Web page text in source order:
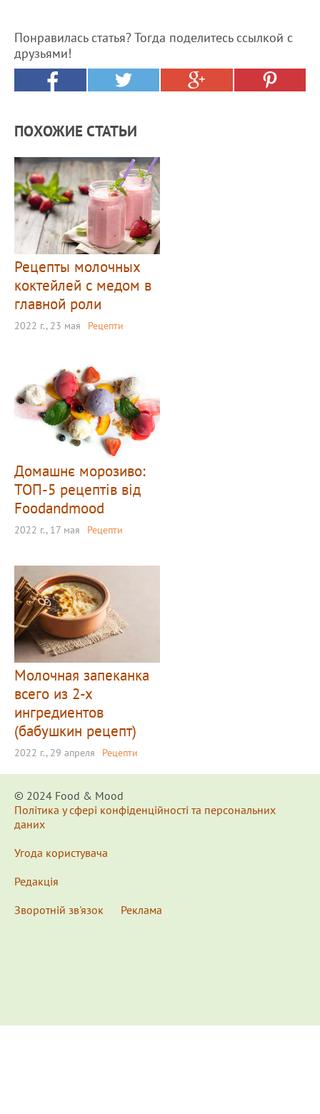
Понравилась статья? Тогда поделитесь ссылкой с
друзьями!
ПОХОЖИЕ СТАТЬИ
Рецепты молочных
коктейлей с медом в
главной роли
2022 г., 23 мая Рецепти
Домашнє морозиво:
ТОП-5 рецептів від
Foodandmood
2022 г., 17 мая Рецепти
Молочная запеканка
всего из 2-х
ингредиентов
(бабушкин рецепт)
2022 г., 29 апреля Рецепти
© 2024 Food & Мood
Політика у сфері конфіденційності та персональних
даних
Угода користувача
Редакція
Зворотній зв'язок
Реклама